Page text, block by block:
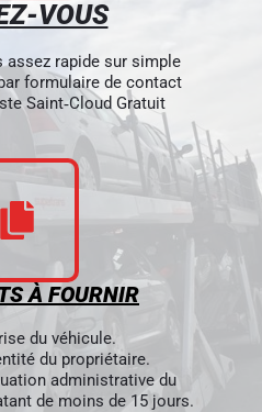
VOUS
assez rapide sur simple
formulaire de contact
Saint‑Cloud Gratuit
À FOURNIR
du véhicule.
du propriétaire.
administrative du
de moins de 15 jours.